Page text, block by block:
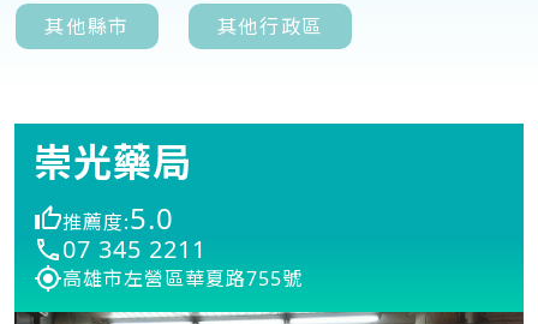
其他縣市 其他行政區
崇光藥局
推薦度:5.0
07 345 2211
高雄市左營區華夏路755號